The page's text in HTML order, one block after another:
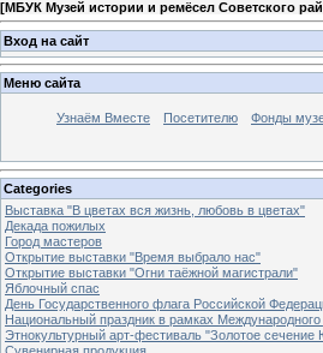
[МБУК Музей истории и ремёсел Советского
Вход на сайт
Меню сайта
Узнаём Вместе Посетителю Фонды
Categories
Выставка "В цветах вся жизнь, любовь в цветах"
Декада пожилых
Город мастеров
Открытие выставки "Время выбрало нас"
Открытие выставки "Огни таёжной магистрали"
Яблочный спас
День Государственного флага Российской
Национальный праздник в рамках
Этнокультурный арт-фестиваль "Золотое сечение